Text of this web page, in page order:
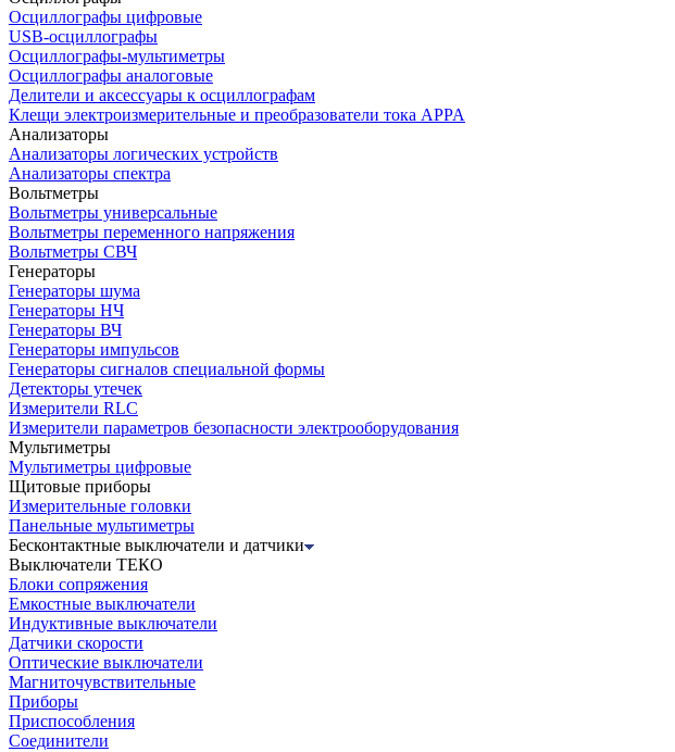
Осциллографы цифровые
USB-осциллографы
Осциллографы-мультиметры
Осциллографы аналоговые
Делители и аксессуары к осциллографам
Клещи электроизмерительные и преобразователи тока APPA
Анализаторы
Анализаторы логических устройств
Анализаторы спектра
Вольтметры
Вольтметры универсальные
Вольтметры переменного напряжения
Вольтметры СВЧ
Генераторы
Генераторы шума
Генераторы НЧ
Генераторы ВЧ
Генераторы импульсов
Генераторы сигналов специальной формы
Детекторы утечек
Измерители RLC
Измерители параметров безопасности электрооборудования
Мультиметры
Мультиметры цифровые
Щитовые приборы
Измерительные головки
Панельные мультиметры
Бесконтактные выключатели и датчики
Выключатели ТЕКО
Блоки сопряжения
Емкостные выключатели
Индуктивные выключатели
Датчики скорости
Оптические выключатели
Магниточувствительные
Приборы
Приспособления
Соединители